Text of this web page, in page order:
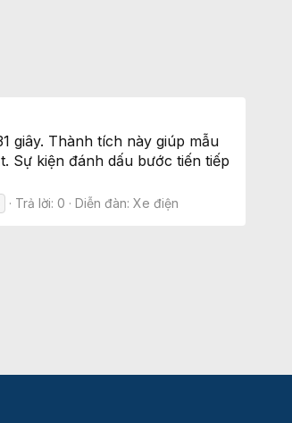
giây. Thành tích này giúp mẫu
Sự kiện đánh dấu bước tiến tiếp
Trả lời: 0 Diễn đàn:Xe điện